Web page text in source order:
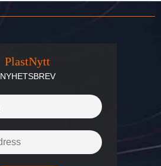
PlastNytt
NYHETSBREV